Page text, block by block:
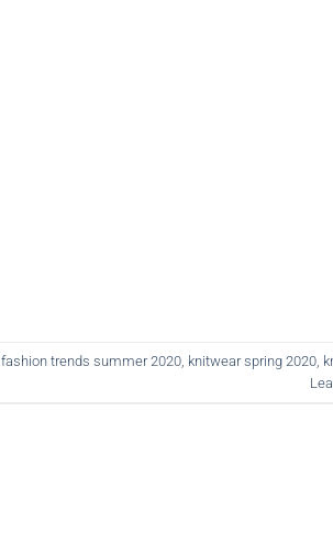
fashion trends summer 2020 knitwear spring 2020